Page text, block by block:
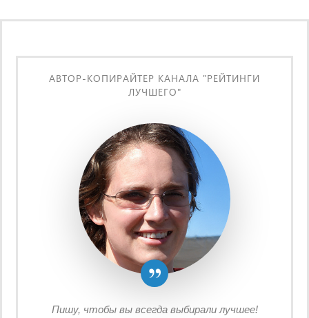
АВТОР-КОПИРАЙТЕР КАНАЛА "РЕЙТИНГИ
ЛУЧШЕГО"
Пишу, чтобы вы всегда выбирали лучшее!